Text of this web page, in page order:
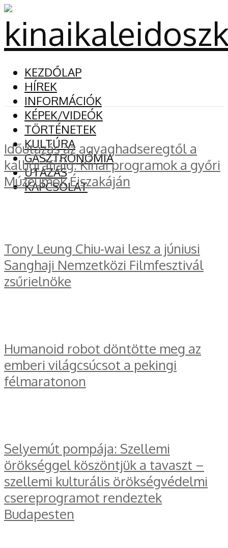
KEZDŐLAP
HÍREK
INFORMÁCIÓK
KÉPEK/VIDEÓK
TÖRTÉNETEK
KULTÚRA
GASZTRONÓMIA
UTAZÁS
KAPCSOLAT
Időutazás az agyaghadseregtől a
kalligráfiáig: Kínai programok a győri
Múzeumok Éjszakáján
Tony Leung Chiu-wai lesz a júniusi
Sanghaji Nemzetközi Filmfesztivál
zsűrielnöke
Humanoid robot döntötte meg az
emberi világcsúcsot a pekingi
félmaratonon
Selyemút pompája: Szellemi
örökséggel köszöntjük a tavaszt –
szellemi kulturális örökségvédelmi
csereprogramot rendeztek
Budapesten